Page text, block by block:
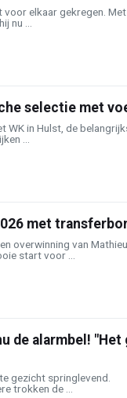
voor elkaar gekregen. Met
nu ...
selectie met
WK in Hulst, de
...
met
overwinning van Mathieu
start voor ...
de alarmbel! "Het
gezicht springlevend.
trokken de ...